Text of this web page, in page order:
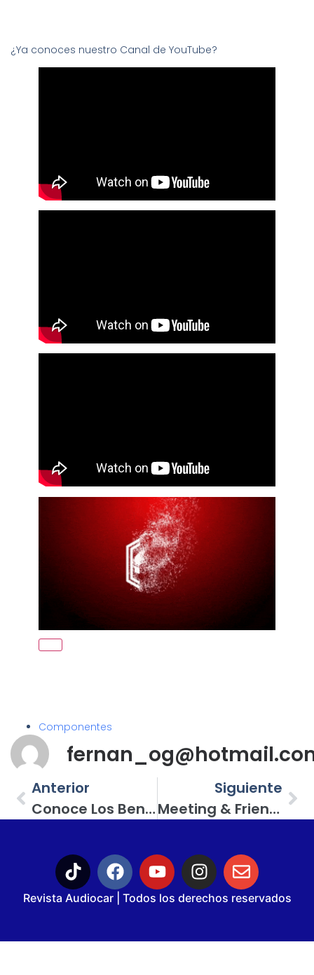
¿Ya conoces nuestro Canal de YouTube?
Componentes
Anterior
Conoce Los Beneficios De Que Tu Estéreo Produzca Un Voltaje De Salida Sin Recorte O Distorsión
Siguiente
Meeting & Friends En Cholula, Puebla; ¡fiesta Vochera!
Revista Audiocar | Todos los derechos reservados